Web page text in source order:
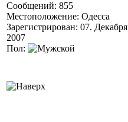
Сообщений: 855
Местоположение: Одесса
Зарегистрирован: 07. Декабря
2007
Пол: